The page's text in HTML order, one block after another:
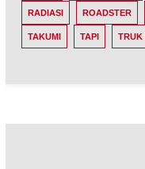
RADIASI ROADSTER
TAKUMI TAPI TRUK